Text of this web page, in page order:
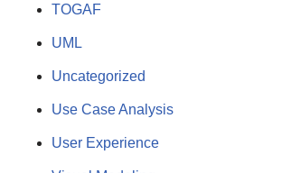
TOGAF
UML
Uncategorized
Use Case Analysis
User Experience